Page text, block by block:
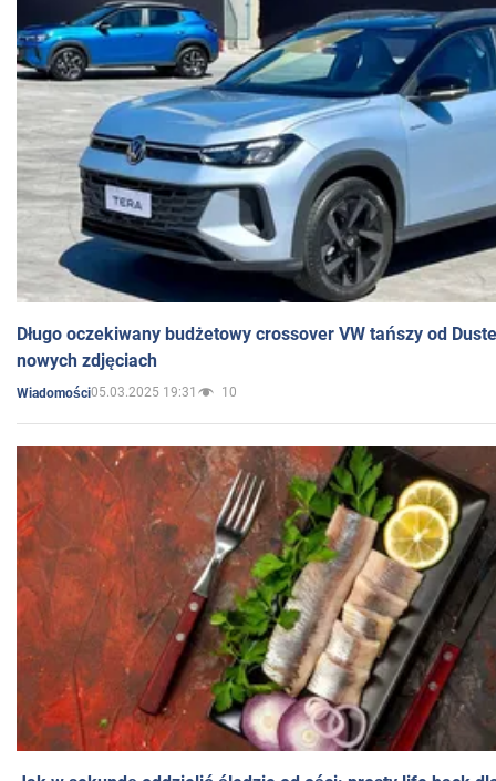
Długo oczekiwany budżetowy crossover VW tańszy od
nowych zdjęciach
Wiadomości05.03.2025 19:31 10